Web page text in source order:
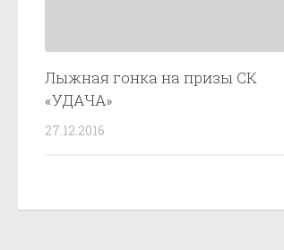
Лыжная гонка на призы СК
«УДАЧА»
27.12.2016